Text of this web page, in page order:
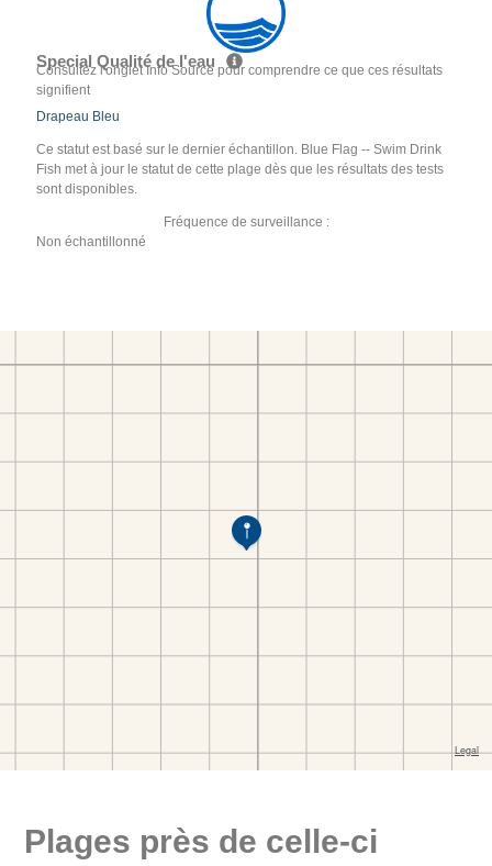
Special Qualité de l'eau
Consultez l'onglet Info Source pour comprendre ce que ces résultats
signifient
Drapeau Bleu
Ce statut est basé sur le dernier échantillon. Blue Flag -- Swim Drink
Fish met à jour le statut de cette plage dès que les résultats des tests
sont disponibles.
Fréquence de surveillance :
Non échantillonné
Plages près de celle-ci